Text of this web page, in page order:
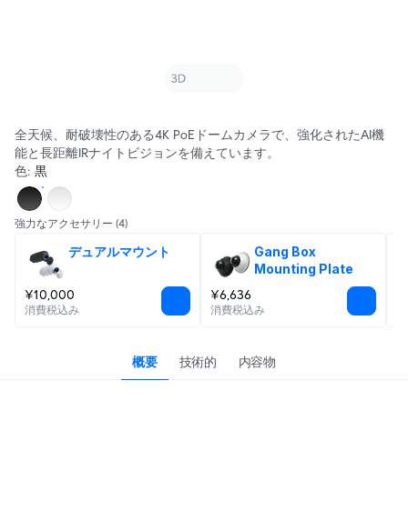
全天候、耐破壊性のある4K PoEドームカメラで、強化されたAI機
能と長距離IRナイトビジョンを備えています。
色: 黒
強力なアクセサリー (4)
デュアルマウント
¥10,000
消費税込み
Gang Box
Mounting Plate
¥6,636
消費税込み
概要 技術的 内容物